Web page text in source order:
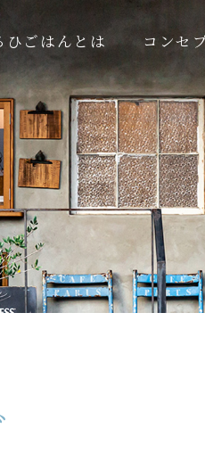
ひごはんとは コンセ